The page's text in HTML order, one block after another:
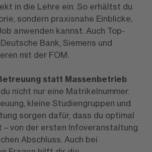
in die Lehre ein. So erhältst du
sondern praxisnahe Einblicke,
anwenden kannst. Auch Top-
Bank, Siemens und
mit der FOM.
statt Massenbetrieb
nicht nur eine Matrikelnummer.
kleine Studiengruppen und
sorgen dafür, dass du optimal
von der ersten Infoveranstaltung
Abschluss. Auch bei